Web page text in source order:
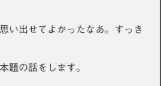
い出せてよかったなあ。すっき
題の話をします。